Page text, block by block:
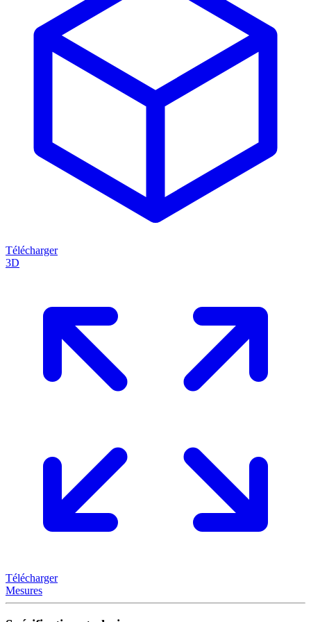
Télécharger
3D
Télécharger
Mesures